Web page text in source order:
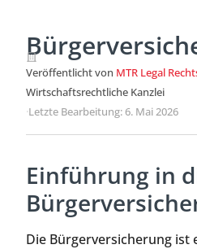
Veröffentlicht von MTR Legal
Wirtschaftsrechtliche Kanzlei
·Letzte Bearbeitung: 6. Mai 2026
Einführung in
Die Bürgerversicherung ist